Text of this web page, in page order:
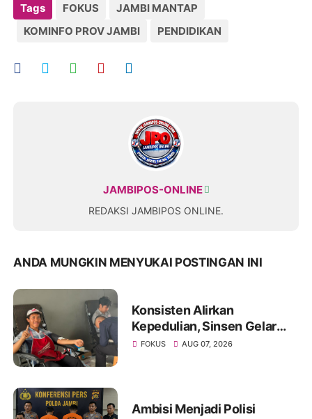
Tags FOKUS
JAMBI MANTAP
KOMINFO PROV JAMBI
PENDIDIKAN
JAMBIPOS-ONLINE
REDAKSI JAMBIPOS ONLINE.
ANDA MUNGKIN MENYUKAI POSTINGAN INI
Konsisten Alirkan
Kepedulian, Sinsen Gelar
Donor Darah ke-23 dalam
FOKUS AUG 07, 2026
Ambisi Menjadi Polisi